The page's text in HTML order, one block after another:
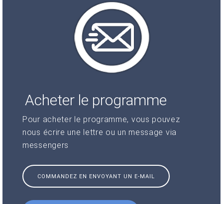
Acheter le programme
Pour acheter le programme, vous pouvez
nous écrire une lettre ou un message via
messengers
COMMANDEZ EN ENVOYANT UN E-MAIL